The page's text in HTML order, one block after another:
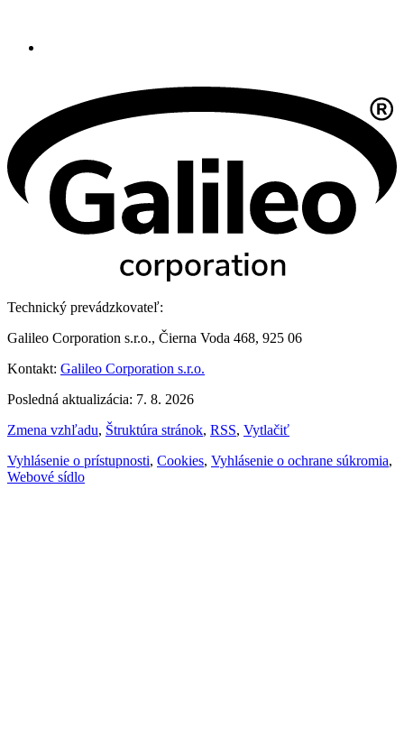
Technický prevádzkovateľ:
Galileo Corporation s.r.o., Čierna Voda 468, 925 06
Kontakt: Galileo Corporation s.r.o.
Posledná aktualizácia: 7. 8. 2026
Zmena vzhľadu, Štruktúra stránok, RSS, Vytlačiť
Vyhlásenie o prístupnosti, Cookies, Vyhlásenie o ochrane súkromia,
Webové sídlo